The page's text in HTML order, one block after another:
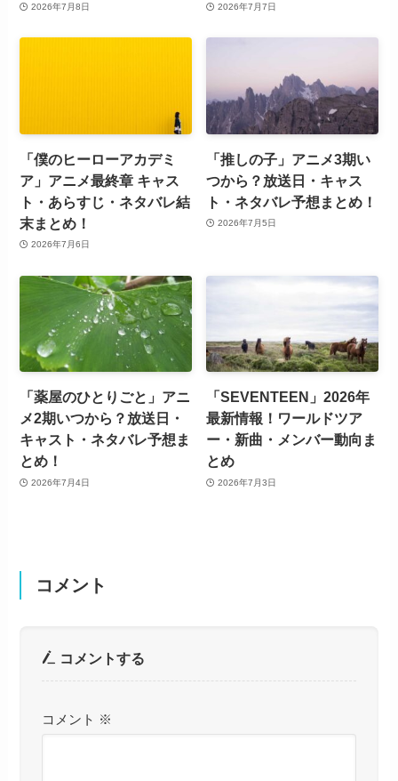
2026年7月8日 2026年7月7日
「僕のヒーローアカデミ
ア」アニメ最終章 キャス
ト・あらすじ・ネタバレ結
末まとめ！
2026年7月6日
「推しの子」アニメ3期い
つから？放送日・キャス
ト・ネタバレ予想まとめ！
2026年7月5日
「薬屋のひとりごと」アニ
メ2期いつから？放送日・
キャスト・ネタバレ予想ま
とめ！
2026年7月4日
「SEVENTEEN」2026年
最新情報！ワールドツア
ー・新曲・メンバー動向ま
とめ
2026年7月3日
コメント
コメントする
コメント ※